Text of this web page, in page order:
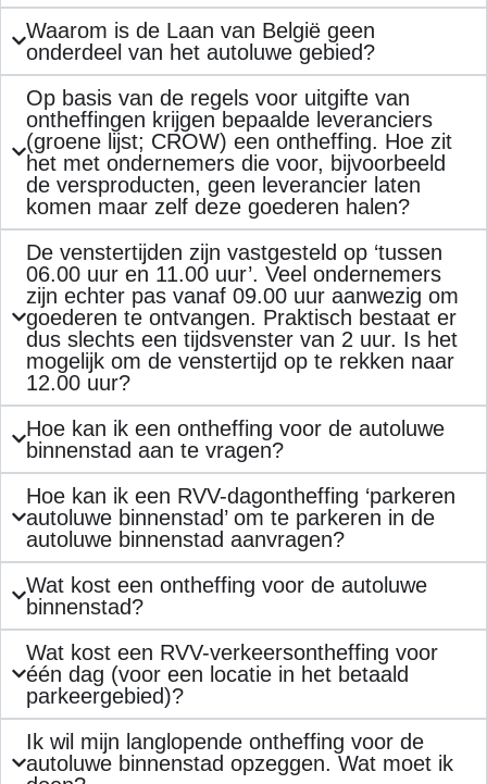
Waarom is de Laan van België geen
onderdeel van het autoluwe gebied?
Op basis van de regels voor uitgifte van
ontheffingen krijgen bepaalde leveranciers
(groene lijst; CROW) een ontheffing. Hoe zit
het met ondernemers die voor, bijvoorbeeld
de versproducten, geen leverancier laten
komen maar zelf deze goederen halen?
De venstertijden zijn vastgesteld op ‘tussen
06.00 uur en 11.00 uur’. Veel ondernemers
zijn echter pas vanaf 09.00 uur aanwezig om
goederen te ontvangen. Praktisch bestaat er
dus slechts een tijdsvenster van 2 uur. Is het
mogelijk om de venstertijd op te rekken naar
12.00 uur?
Hoe kan ik een ontheffing voor de autoluwe
binnenstad aan te vragen?
Hoe kan ik een RVV-dagontheffing ‘parkeren
autoluwe binnenstad’ om te parkeren in de
autoluwe binnenstad aanvragen?
Wat kost een ontheffing voor de autoluwe
binnenstad?
Wat kost een RVV-verkeersontheffing voor
één dag (voor een locatie in het betaald
parkeergebied)?
Ik wil mijn langlopende ontheffing voor de
autoluwe binnenstad opzeggen. Wat moet ik